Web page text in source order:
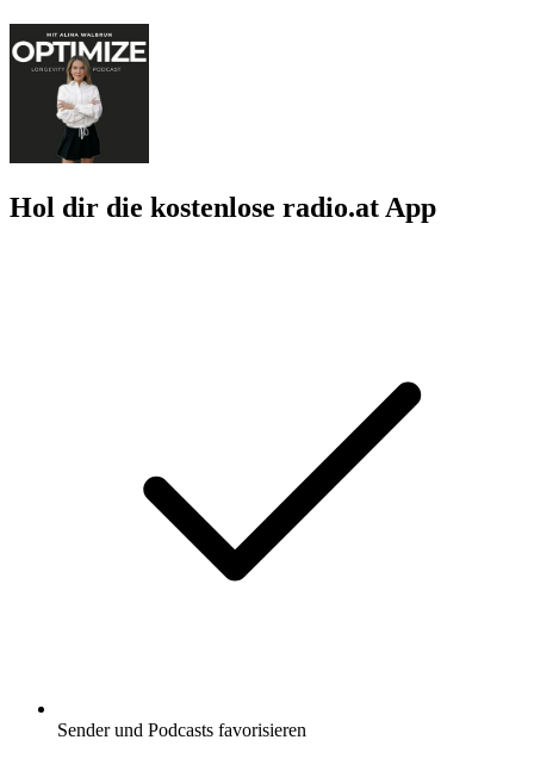
Hol dir die kostenlose radio.at App
Sender und Podcasts favorisieren